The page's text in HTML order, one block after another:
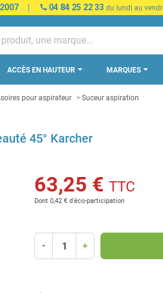
2007 | 04 84 25 22 33 du lundi au
ACCÈS EN HAUTEUR MARQUES
pour aspirateur
Suceur aspiration
45° Karcher
63,25 € TTC
Dont 0,42 € d'éco-participation
- +